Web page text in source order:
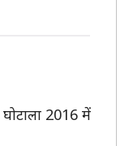
2016 में